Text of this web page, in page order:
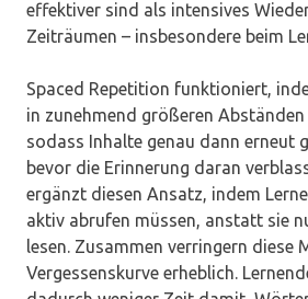
effektiver sind als intensives
Zeiträumen – insbesondere beim
Spaced Repetition funktioniert,
in zunehmend größeren
sodass Inhalte genau dann erneut
bevor die Erinnerung daran
ergänzt diesen Ansatz, indem
aktiv abrufen müssen, anstatt sie
lesen. Zusammen verringern diese
Vergessenskurve erheblich.